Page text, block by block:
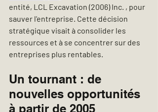
entité, LCL Excavation (2006) Inc. , pour
sauver l'entreprise. Cette décision
stratégique visait à consolider les
ressources et à se concentrer sur des
entreprises plus rentables.
Un tournant : de
nouvelles opportunités
à partir de 2005